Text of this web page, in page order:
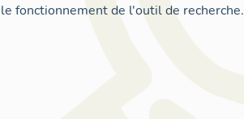
fonctionnement de l'outil de recherche.